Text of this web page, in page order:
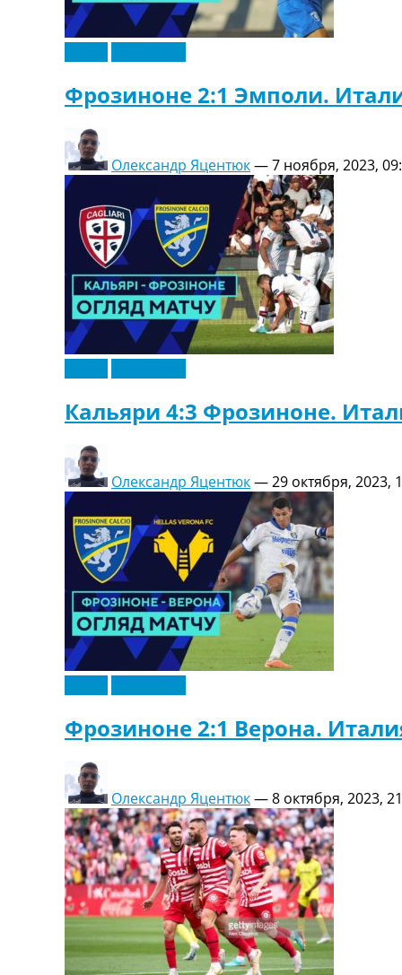
Фрозиноне 2:1 Эмполи.
Олександр Яцентюк—7 ноября, 2023,
Кальяри 4:3 Фрозиноне.
Олександр Яцентюк—29 октября, 2023,
Фрозиноне 2:1 Верона.
Олександр Яцентюк—8 октября, 2023,